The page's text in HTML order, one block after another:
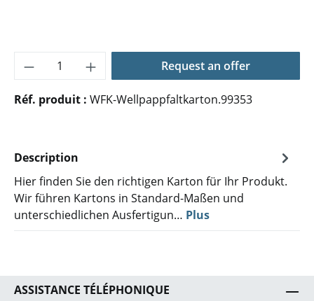
Quantité de produit : Entrez la
Request an offer
Réf. produit : WFK-Wellpappfaltkarton.99353
Description
Hier finden Sie den richtigen Karton für Ihr Produkt.
Wir führen Kartons in Standard-Maßen und
unterschiedlichen Ausfertigun… Plus
ASSISTANCE TÉLÉPHONIQUE